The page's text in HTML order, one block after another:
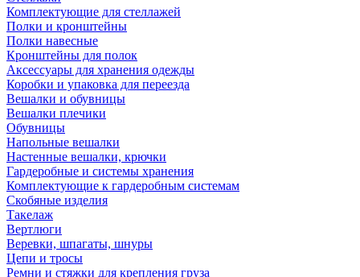
Комплектующие для стеллажей
Полки и кронштейны
Полки навесные
Кронштейны для полок
Аксессуары для хранения одежды
Коробки и упаковка для переезда
Вешалки и обувницы
Вешалки плечики
Обувницы
Напольные вешалки
Настенные вешалки, крючки
Гардеробные и системы хранения
Комплектующие к гардеробным системам
Скобяные изделия
Такелаж
Вертлюги
Веревки, шпагаты, шнуры
Цепи и тросы
Ремни и стяжки для крепления груза